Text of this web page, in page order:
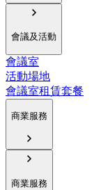
會議及活動
會議室
活動場地
會議室租賃套餐
商業服務
商業服務